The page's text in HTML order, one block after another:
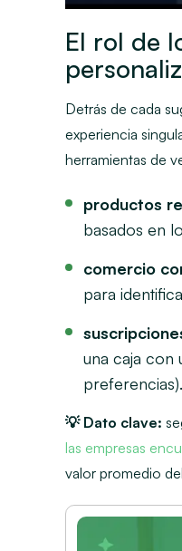
El rol de
Detrás de cada
experiencia
herramientas de
productos
basados en
comercio
para
una caja con
preferencias).
💡 Dato clave:
las empresas
valor promedio